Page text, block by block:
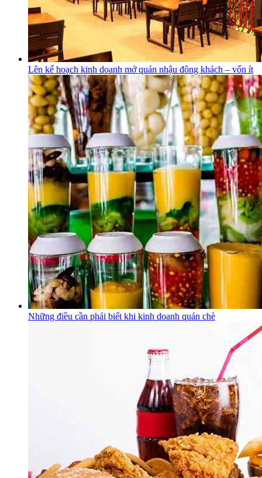
Lên kế hoạch kinh doanh mở quán nhậu đông khách – vốn ít
Những điều cần phải biết khi kinh doanh quán chè